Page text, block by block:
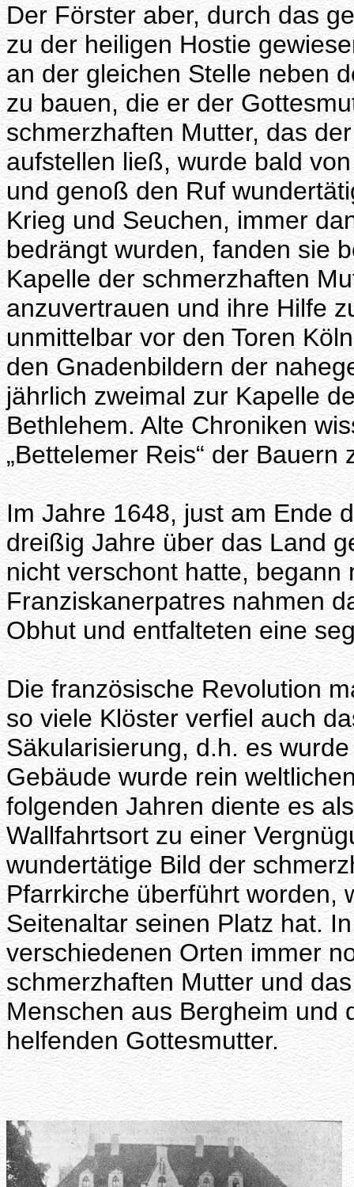
Der Förster aber, durch das
zu der heiligen Hostie
an der gleichen Stelle neben
zu bauen, die er der
schmerzhaften Mutter, das
aufstellen ließ, wurde bald
und genoß den Ruf
Krieg und Seuchen, immer
bedrängt wurden, fanden sie
Kapelle der schmerzhaften
anzuvertrauen und ihre Hilfe
unmittelbar vor den Toren
den Gnadenbildern der
jährlich zweimal zur Kapelle
Bethlehem. Alte Chroniken
„Bettelemer Reis“ der Bauern
Im Jahre 1648, just am Ende
dreißig Jahre über das Land
nicht verschont hatte,
Franziskanerpatres nahmen
Obhut und entfalteten eine
Die französische Revolution
so viele Klöster verfiel auch
Säkularisierung, d.h. es
Gebäude wurde rein
folgenden Jahren diente es
Wallfahrtsort zu einer
wundertätige Bild der
Pfarrkirche überführt worden,
Seitenaltar seinen Platz hat.
verschiedenen Orten immer
schmerzhaften Mutter und
Menschen aus Bergheim und
helfenden Gottesmutter.